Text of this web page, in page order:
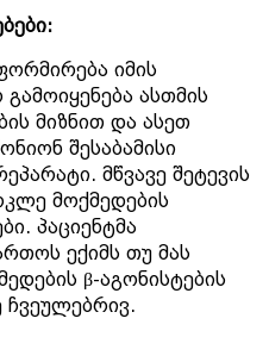
იმის
ასთმის
მიზნით და ასეთ
შესაბამისი
მწვავე შეტევის
მოქმედების
პაციენტმა
ექიმს თუ მას
β-აგონისტების